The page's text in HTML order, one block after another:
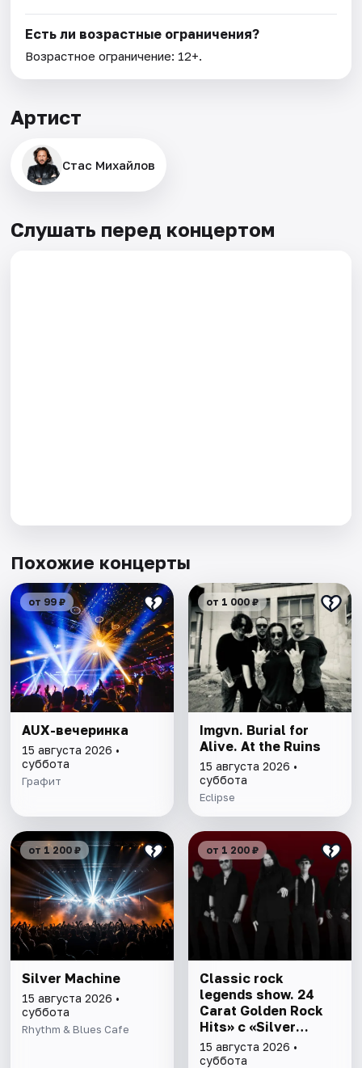
Есть ли возрастные ограничения?
Возрастное ограничение: 12+.
Артист
Стас Михайлов
Слушать перед концертом
Похожие концерты
от 99 ₽
AUX-вечеринка
15 августа 2026 •
суббота
Графит
от 1 000 ₽
Imgvn. Burial for
Alive. At the Ruins
15 августа 2026 •
суббота
Eclipse
от 1 200 ₽
Silver Machine
15 августа 2026 •
суббота
Rhythm & Blues Cafe
от 1 200 ₽
Classic rock
legends show. 24
Carat Golden Rock
Hits» c «Silver
Machine»
15 августа 2026 •
суббота